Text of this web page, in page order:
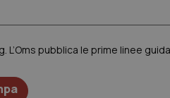
L’Oms pubblica le prime linee